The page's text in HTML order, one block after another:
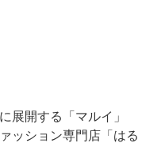
展開する「マルイ」
ッション専門店「はる